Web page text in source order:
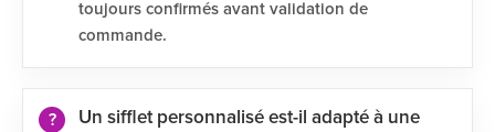
toujours confirmés avant validation de
commande.
Un sifflet personnalisé est-il adapté à une